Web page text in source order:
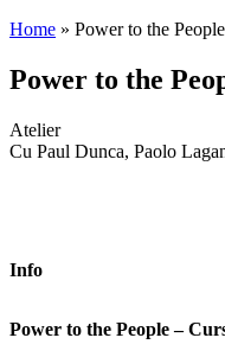
Home » Power to the People
Power to the
Atelier
Cu Paul Dunca, Paolo
Info
Power to the People –